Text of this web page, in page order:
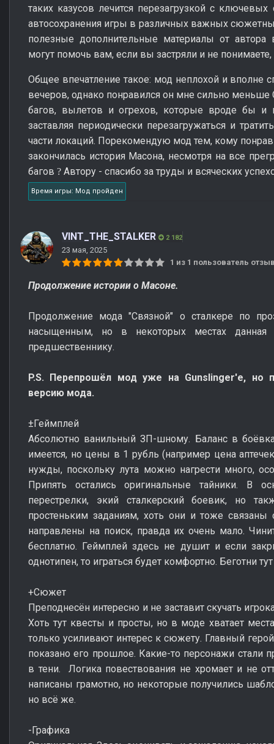
таких казусов лечится перезагрузкой с
автосохранения игры в различных важных
полезные дополнительные материалы от
могут помочь вам, если вы застряли и не
Общее впечатление такое: мод неплохой и вполне
вечеров, однако понравился он мне сильно
багов, вылетов и огрехов, которые вроде бы
заставляя периодически перезагружаться и
части локаций. Порекомендую мод тем, кому
закончилась история Масона, несмотря на все
багов ? Автору - спасибо за труды и всяческих
Время игры: Мод пройден
VINT_THE_STALKER 2 182
23 мая, 2025
1 из 1 пользователь
Продолжение истории о Масоне.
Продолжение мода "Связной" о сталкере по
насыщенным, но в некоторых местах данная
предшественнику.
P.S. Перепрошёл мод уже на Gunslinger'e, но
версию мода.
±Геймплей
Абсолютно ванильный ЗП-шному. Баланс в
имеется, но цены в 1 рубль (например цена
нужды, поскольку лута можно нагрести много,
Припять остались оригинальные тайники. В
перестрелки, экий сталкерский боевик, но
простеньким заданиям, хоть они и тоже связаны
направлены на поиск, правда их очень мало.
бесплатно. Геймплей здесь не душит и если
однотипен, то играться будет комфортно. Беготни
+Сюжет
Преподнесён интересно и не заставит скучать
Хоть тут квесты и просты, но в моде хватает
только усиливают интерес к сюжету. Главный
показано его прошлое. Какие-то персонажи стали
в тени. Логика повествования не хромает и не
написаны грамотно, но некоторые получились
но всё же.
-Графика